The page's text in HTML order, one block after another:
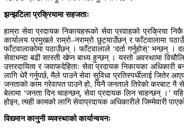
झन्झटिला प्रक्रियामा सहजताः
हाम्रा सेवा प्रदायक निकायहरूको सेवा प्रवाहको प्रक्रिया
कार्यालय प्रमुखले राम्रो–नराम्रो छुट्याउँछन् र
फाँटवालाकोमा पठाउँछन् । फाँटवालाले ‘दर्ता गर्नुहोस्’ भन्छन् ।
सेवाभन्दा बढी सास्ती खेप्न बाध्य हुन्छन् । यस्तो अवस्थामा
उत्तरदायित्व र जवाफदेहिताः सेवा प्रदायक निकायका
लागि धेरै गर्नुपर्छ, मैले पाउने सेवा सुविधा प्रतिस्पर्धीलाई
जनताको काम गरेवापत पाउने हो, यिनै जनताले तिरेको करबाट नै
बेलामा ‘जनता दिन चाहन्छन्, सेवा प्रदायक लिन चाहन्छन् ।’
होइन, त्यही कामको लागि सेवाप्रदायक अधिकारीले जिम्मेवारी
विद्यमान कानुनी व्यवस्थाको कार्यान्वयनः